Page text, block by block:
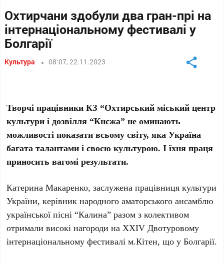
Охтирчани здобули два гран-прі на
інтернаціональному фестивалі у
Болгарії
Культура 08:07, 22.11.2023
Творчі працівники КЗ “Охтирський міський центр
культури і дозвілля “Кнєжа” не оминають
можливості показати всьому світу, яка Україна
багата талантами і своєю культурою. І їхня праця
приносить вагомі результати.
Катерина Макаренко, заслужена працівниця культури
України, керівник народного аматорського ансамблю
української пісні “Калина” разом з колективом
отримали високі нагороди на XXIV Двотуровому
інтернаціональному фестивалі м.Кітен, що у Болгарії.